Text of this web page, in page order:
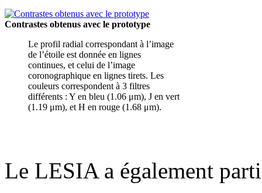
Contrastes obtenus avec le prototype
Le profil radial correspondant à l’image
de l’étoile est donnée en lignes
continues, et celui de l’image
coronographique en lignes tirets. Les
couleurs correspondent à 3 filtres
différents : Y en bleu (1.06 μm), J en vert
(1.19 μm), et H en rouge (1.68 μm).
Le LESIA a également